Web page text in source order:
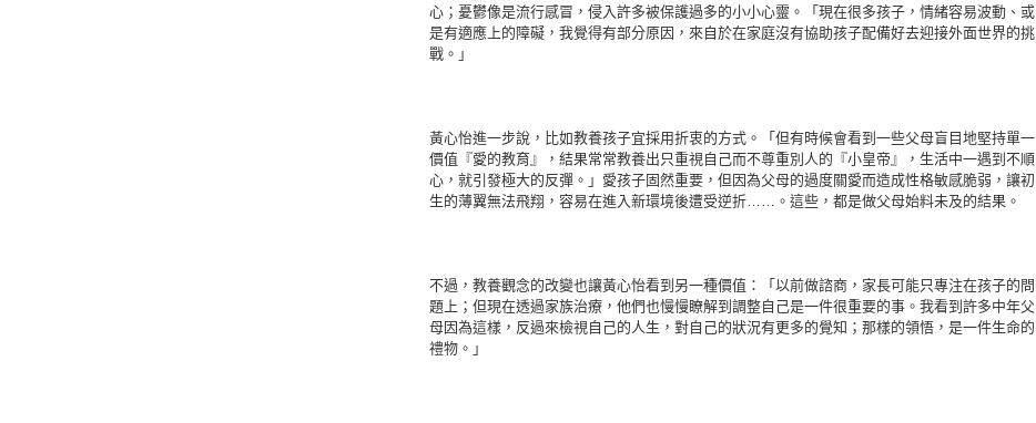
心；憂鬱像是流行感冒，侵入許多被保護過多的小小心靈。「現在很多孩子，情緒容易波動、或
是有適應上的障礙，我覺得有部分原因，來自於在家庭沒有協助孩子配備好去迎接外面世界的挑
戰。」
黃心怡進一步說，比如教養孩子宜採用折衷的方式。「但有時候會看到一些父母盲目地堅持單一
價值『愛的教育』，結果常常教養出只重視自己而不尊重別人的『小皇帝』，生活中一遇到不順
心，就引發極大的反彈。」愛孩子固然重要，但因為父母的過度關愛而造成性格敏感脆弱，讓初
生的薄翼無法飛翔，容易在進入新環境後遭受逆折……。這些，都是做父母始料未及的結果。
不過，教養觀念的改變也讓黃心怡看到另一種價值：「以前做諮商，家長可能只專注在孩子的問
題上；但現在透過家族治療，他們也慢慢瞭解到調整自己是一件很重要的事。我看到許多中年父
母因為這樣，反過來檢視自己的人生，對自己的狀況有更多的覺知；那樣的領悟，是一件生命的
禮物。」